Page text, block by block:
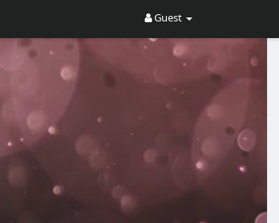
Guest